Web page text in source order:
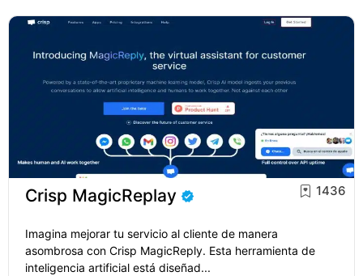
Crisp MagicReplay 1436
Imagina mejorar tu servicio al cliente de manera
asombrosa con Crisp MagicReply. Esta herramienta de
inteligencia artificial está diseñad...